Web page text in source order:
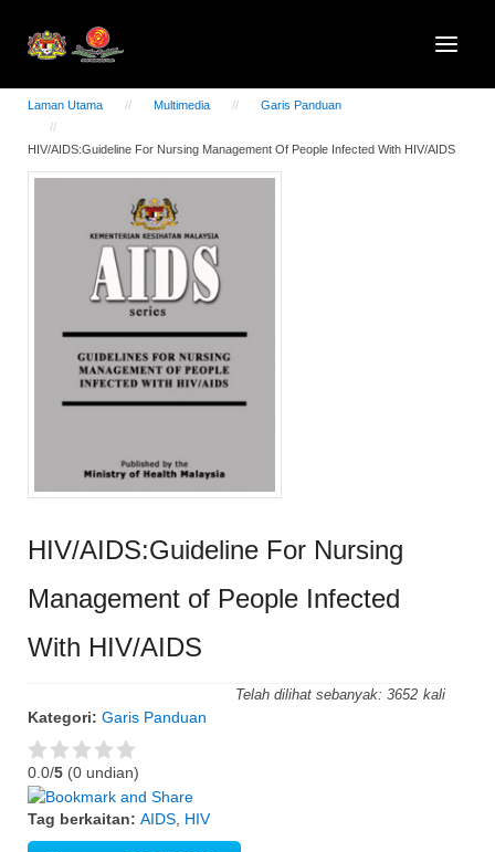
Laman Utama Multimedia Garis Panduan
HIV/AIDS:Guideline For Nursing Management Of People Infected With HIV/AIDS
HIV/AIDS:Guideline For Nursing
Management of People Infected
With HIV/AIDS
Telah dilihat sebanyak: 3652
Kategori: Garis Panduan
0.0/5 (0 undian)
Tag berkaitan: AIDS HIV